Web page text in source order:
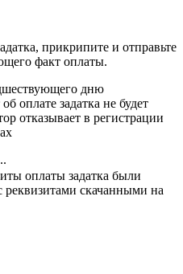
прикрипите и отправьте
факт оплаты.
дню
оплате задатка не будет
отказывает в регистрации
оплаты задатка были
скачанными на